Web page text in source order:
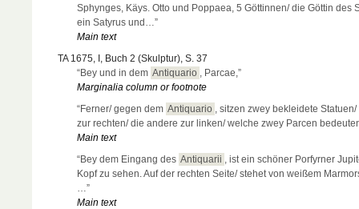
Sphynges, Käys. Otto und Poppaea, 5 Göttinnen/ die Göttin des
ein Satyrus und…”
Main text
TA 1675, I, Buch 2 (Skulptur), S. 37
“Bey und in dem Antiquario , Parcae,”
Marginalia column or footnote
“Ferner/ gegen dem Antiquario , sitzen zwey bekleidete Statuen/
zur rechten/ die andere zur linken/ welche zwey Parcen
Main text
“Bey dem Eingang des Antiquarii , ist ein schöner Porfyrner
Kopf zu sehen. Auf der rechten Seite/ stehet von weißem
…”
Main text